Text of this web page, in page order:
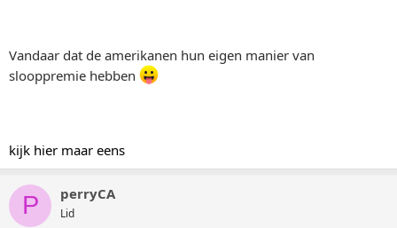
Vandaar dat de amerikanen hun eigen manier van
slooppremie hebben
kijk hier maar eens
P perryCA
Lid